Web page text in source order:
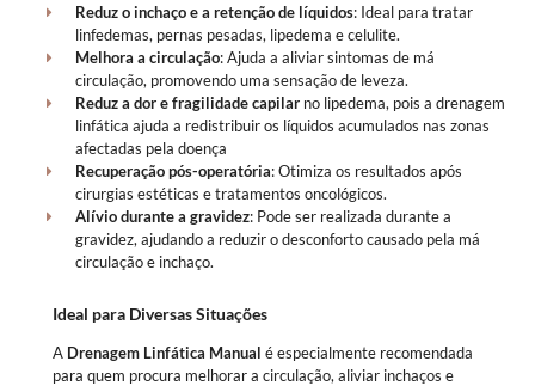
Reduz o inchaço e a retenção de líquidos: Ideal para tratar
linfedemas, pernas pesadas, lipedema e celulite.
Melhora a circulação: Ajuda a aliviar sintomas de má
circulação, promovendo uma sensação de leveza.
Reduz a dor e fragilidade capilar no lipedema, pois a drenagem
linfática ajuda a redistribuir os líquidos acumulados nas zonas
afectadas pela doença
Recuperação pós-operatória: Otimiza os resultados após
cirurgias estéticas e tratamentos oncológicos.
Alívio durante a gravidez: Pode ser realizada durante a
gravidez, ajudando a reduzir o desconforto causado pela má
circulação e inchaço.
Ideal para Diversas Situações
A Drenagem Linfática Manual é especialmente recomendada
para quem procura melhorar a circulação, aliviar inchaços e